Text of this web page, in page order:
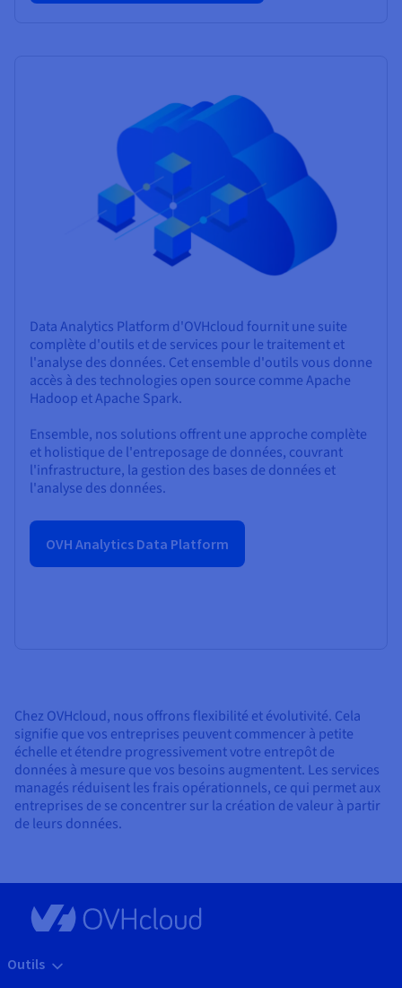
Data Analytics Platform d'OVHcloud fournit une suite
complète d'outils et de services pour le traitement et
l'analyse des données. Cet ensemble d'outils vous donne
accès à des technologies open source comme Apache
Hadoop et Apache Spark.
Ensemble, nos solutions offrent une approche complète
et holistique de l'entreposage de données, couvrant
l'infrastructure, la gestion des bases de données et
l'analyse des données.
OVH Analytics Data Platform
Chez OVHcloud, nous offrons flexibilité et évolutivité. Cela
signifie que vos entreprises peuvent commencer à petite
échelle et étendre progressivement votre entrepôt de
données à mesure que vos besoins augmentent. Les services
managés réduisent les frais opérationnels, ce qui permet aux
entreprises de se concentrer sur la création de valeur à partir
de leurs données.
Outils